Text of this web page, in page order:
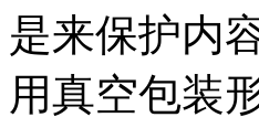
是来保护内
用真空包装